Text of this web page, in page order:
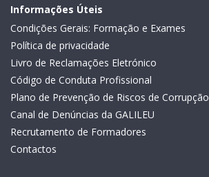
Informações Úteis
Condições Gerais: Formação e Exames
Política de privacidade
Livro de Reclamações Eletrónico
Código de Conduta Profissional
Plano de Prevenção de Riscos de Corrupção
Canal de Denúncias da GALILEU
Recrutamento de Formadores
Contactos